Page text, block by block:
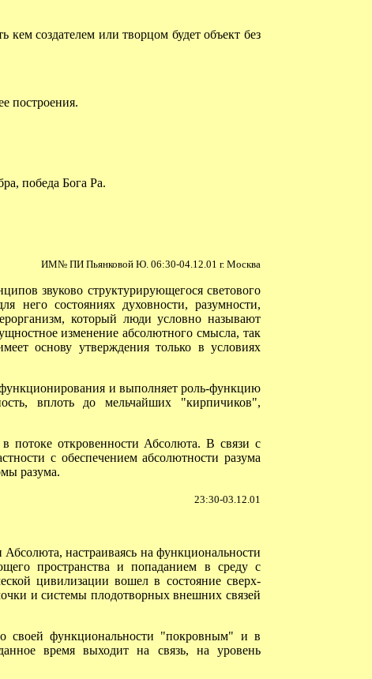
создателем или творцом будет объект без
построения.
победа Бога Ра.
ИМ№ ПИ Пьянковой Ю. 06:30-04.12.01 г. Москва
звуково структурирующегося светового
него состояниях духовности, разумности,
который люди условно называют
изменение абсолютного смысла, так
основу утверждения только в условиях
и выполняет роль-функцию
вплоть до мельчайших "кирпичиков",
потоке откровенности Абсолюта. В связи с
с обеспечением абсолютности разума
разума.
23:30-03.12.01
настраиваясь на функциональности
пространства и попаданием в среду с
цивилизации вошел в состояние сверх-
и системы плодотворных внешних связей
своей функциональности "покровным" и в
время выходит на связь, на уровень